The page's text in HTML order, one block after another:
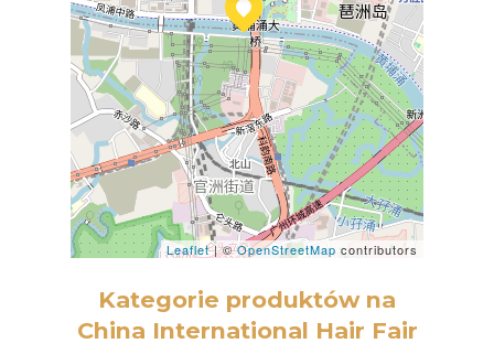
Leaflet| ©OpenStreetMap contributors
Kategorie produktów na
China International Hair Fair